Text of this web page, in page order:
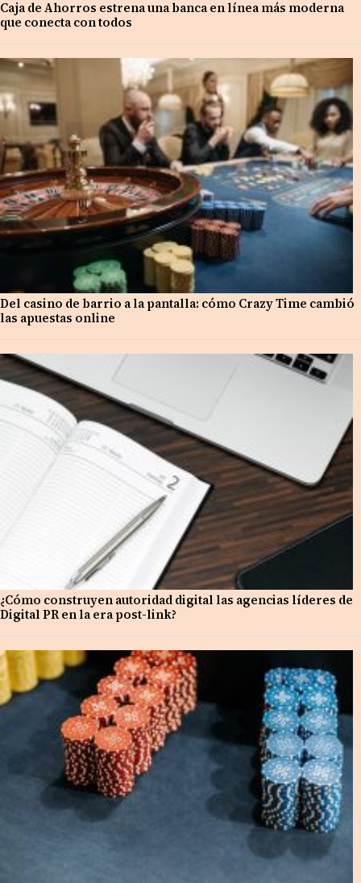
Caja de Ahorros estrena una banca en línea más moderna
que conecta con todos
Del casino de barrio a la pantalla: cómo Crazy Time cambió
las apuestas online
¿Cómo construyen autoridad digital las agencias líderes de
Digital PR en la era post-link?